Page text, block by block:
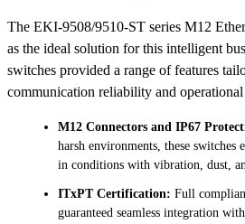
The EKI-9508/9510-ST series M12
as the ideal solution for this intelligent
switches provided a range of features
communication reliability and
M12 Connectors and IP67
harsh environments, these switches
in conditions with vibration, dust,
ITxPT Certification: Full
guaranteed seamless integration